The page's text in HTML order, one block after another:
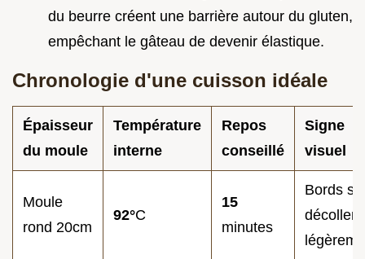
du beurre créent une barrière autour du gluten,
empêchant le gâteau de devenir élastique.
Chronologie d'une cuisson idéale
Épaisseur
du moule
Température
interne
Repos
conseillé
Signe
visuel
Moule
rond 20cm
92°C
15
minutes
Bords se
décollent